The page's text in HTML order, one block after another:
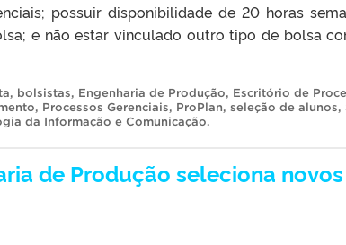
possuir disponibilidade de 20 horas
e não estar vinculado outro tipo de bolsa
, bolsistas, Engenharia de Produção, Escritório de
, Processos Gerenciais, ProPlan, seleção de alunos,
da Informação e Comunicação.
de Produção seleciona novos